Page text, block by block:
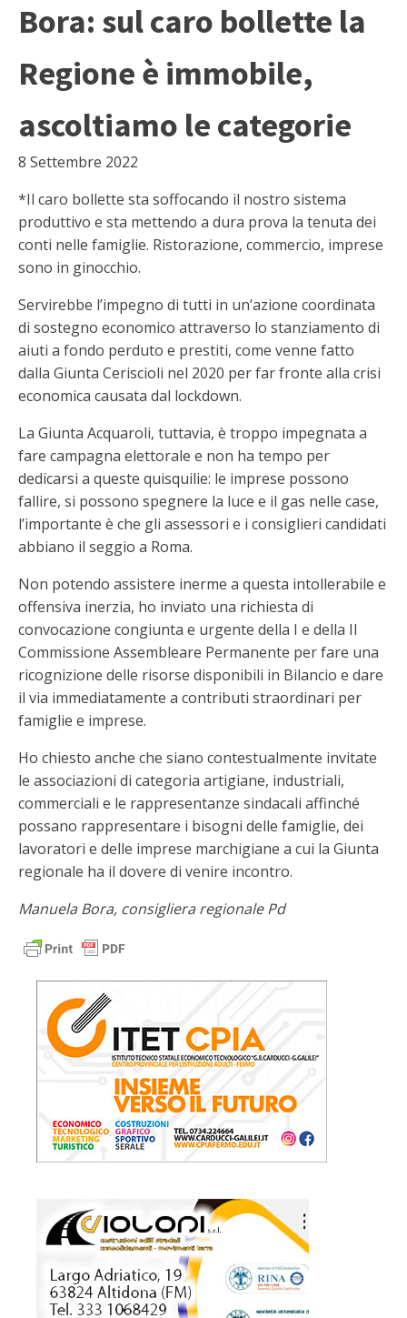
Bora: sul caro bollette la
Regione è immobile,
ascoltiamo le categorie
8 Settembre 2022
*Il caro bollette sta soffocando il nostro sistema
produttivo e sta mettendo a dura prova la tenuta dei
conti nelle famiglie. Ristorazione, commercio, imprese
sono in ginocchio.
Servirebbe l’impegno di tutti in un’azione coordinata
di sostegno economico attraverso lo stanziamento di
aiuti a fondo perduto e prestiti, come venne fatto
dalla Giunta Ceriscioli nel 2020 per far fronte alla crisi
economica causata dal lockdown.
La Giunta Acquaroli, tuttavia, è troppo impegnata a
fare campagna elettorale e non ha tempo per
dedicarsi a queste quisquilie: le imprese possono
fallire, si possono spegnere la luce e il gas nelle case,
l’importante è che gli assessori e i consiglieri candidati
abbiano il seggio a Roma.
Non potendo assistere inerme a questa intollerabile e
offensiva inerzia, ho inviato una richiesta di
convocazione congiunta e urgente della I e della II
Commissione Assembleare Permanente per fare una
ricognizione delle risorse disponibili in Bilancio e dare
il via immediatamente a contributi straordinari per
famiglie e imprese.
Ho chiesto anche che siano contestualmente invitate
le associazioni di categoria artigiane, industriali,
commerciali e le rappresentanze sindacali affinché
possano rappresentare i bisogni delle famiglie, dei
lavoratori e delle imprese marchigiane a cui la Giunta
regionale ha il dovere di venire incontro.
Manuela Bora, consigliera regionale Pd